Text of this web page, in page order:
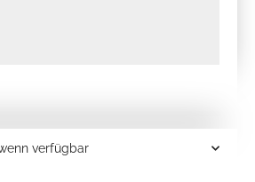
verfügbar